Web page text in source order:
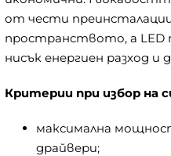
от чести
пространството, а LED
нисък енергиен разход и
Критерии при избор на
максимална
драйвери;